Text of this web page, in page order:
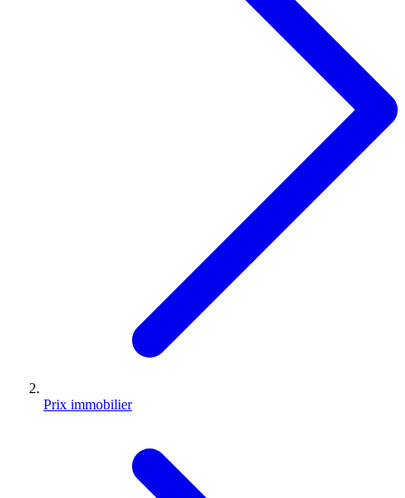
Prix immobilier